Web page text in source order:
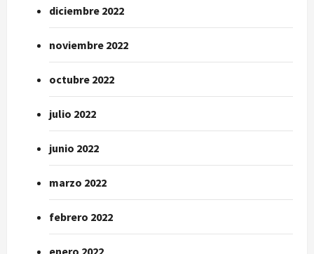
diciembre 2022
noviembre 2022
octubre 2022
julio 2022
junio 2022
marzo 2022
febrero 2022